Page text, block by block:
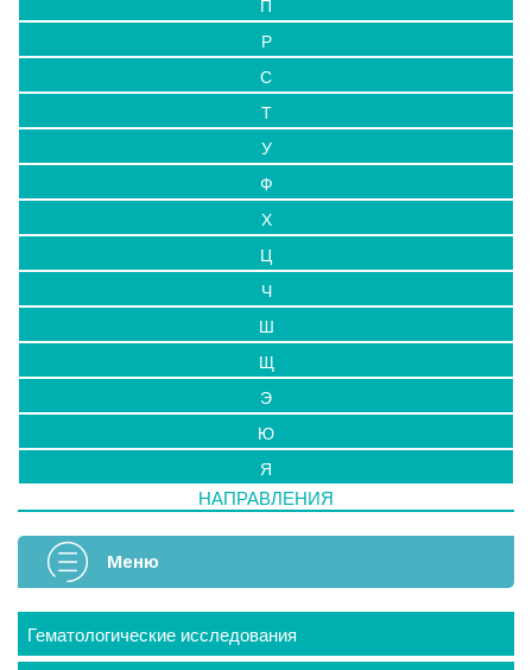
П
Р
С
Т
У
Ф
Х
Ц
Ч
Ш
Щ
Э
Ю
Я
НАПРАВЛЕНИЯ
Меню
Гематологические исследования